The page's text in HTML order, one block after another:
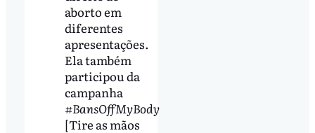
aborto em
diferentes
apresentações.
Ela também
participou da
campanha
#BansOffMyBody
[Tire as mãos